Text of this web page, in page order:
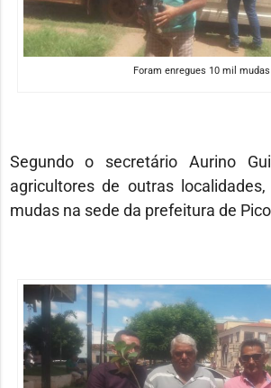
Foram enregues 10 mil mudas
Segundo o secretário Aurino
agricultores de outras
mudas na sede da prefeitura de